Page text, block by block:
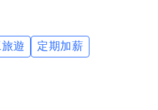
旅遊 定期加薪